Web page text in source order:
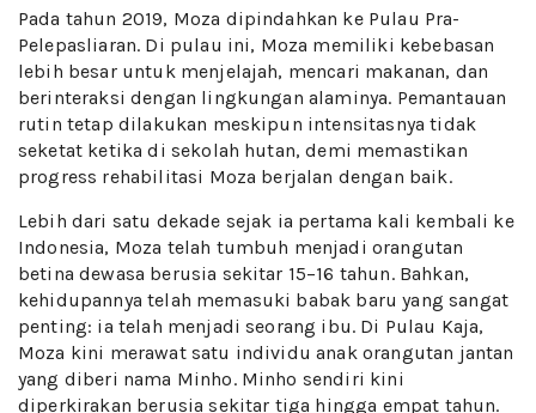
Pada tahun 2019, Moza dipindahkan ke Pulau Pra-
Pelepasliaran. Di pulau ini, Moza memiliki kebebasan
lebih besar untuk menjelajah, mencari makanan, dan
berinteraksi dengan lingkungan alaminya. Pemantauan
rutin tetap dilakukan meskipun intensitasnya tidak
seketat ketika di sekolah hutan, demi memastikan
progress rehabilitasi Moza berjalan dengan baik.
Lebih dari satu dekade sejak ia pertama kali kembali ke
Indonesia, Moza telah tumbuh menjadi orangutan
betina dewasa berusia sekitar 15–16 tahun. Bahkan,
kehidupannya telah memasuki babak baru yang sangat
penting: ia telah menjadi seorang ibu. Di Pulau Kaja,
Moza kini merawat satu individu anak orangutan jantan
yang diberi nama Minho. Minho sendiri kini
diperkirakan berusia sekitar tiga hingga empat tahun.